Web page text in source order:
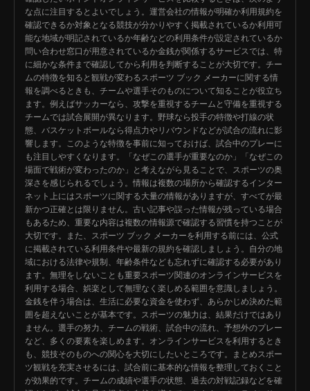
な点に注目するとよいでしょう。運営会社の情報が明確か利用規約を
確認できるか対象となる競技が分かりやすく掲載されているか利用可
能な地域が明記されているか年齢などの利用条件が設定されているか
問い合わせ窓口が用意されているか金銭が関係するサービスでは、特
に細かな条件まで確認してから利用を判断することが大切です。チー
ムの特徴を知ると観戦が変わるスポーツ ブック メーカーに関する情
報を調べるときも、チームや選手そのものについて知ることが役立ち
ます。例えばサッカーなら、攻撃を重視するチームと守備を重視する
チームでは試合展開が異なります。野球なら投手の特徴や打線の状
態、バスケットボールなら得点力やリバウンドなどが試合の流れに影
響します。このような特徴を事前に知っておけば、試合中のプレーに
も注目しやすくなります。「なぜこの選手が重要なのか」「なぜこの
場面で戦術が変わったのか」と考えながら見ることで、スポーツの奥
深さを感じられるでしょう。情報は複数の場所から確認するインター
ネット上にはスポーツに関する大量の情報がありますが、すべてが最
新かつ正確とは限りません。古い記事や誤った情報が残っている場合
もあるため、重要な内容は複数の情報源で確認する習慣を持つことが
大切です。また、スポーツ ブック メーカーを利用する前には、公式
に掲載されている利用条件や最新の規約を確認しましょう。自分の地
域における法律や規制、年齢条件なども忘れずに確認する必要があり
ます。無理をしないことも重要スポーツ関連のオンラインサービスを
利用する場合、娯楽として無理なく楽しめる範囲を意識しましょう。
金銭を伴う場合は、生活に必要な資金を使わず、あらかじめ決めた範
囲を超えないことが基本です。スポーツの魅力は、結果だけではあり
ません。選手の努力、チームの戦術、試合中の流れ、予想外のプレー
など、多くの要素を楽しめます。オンラインサービスを利用するとき
も、競技そのものへの関心を大切にしたいところです。まとめスポー
ツ観戦を充実させるには、試合前に基本的な情報を整理しておくこと
が効果的です。チームの成績や選手の状態、過去の対戦記録などを確